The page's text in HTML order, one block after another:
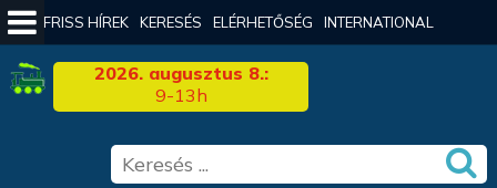
FRISS HÍREK KERESÉS ELÉRHETŐSÉG INTERNATIONAL
2026. augusztus 8.:
9-13h